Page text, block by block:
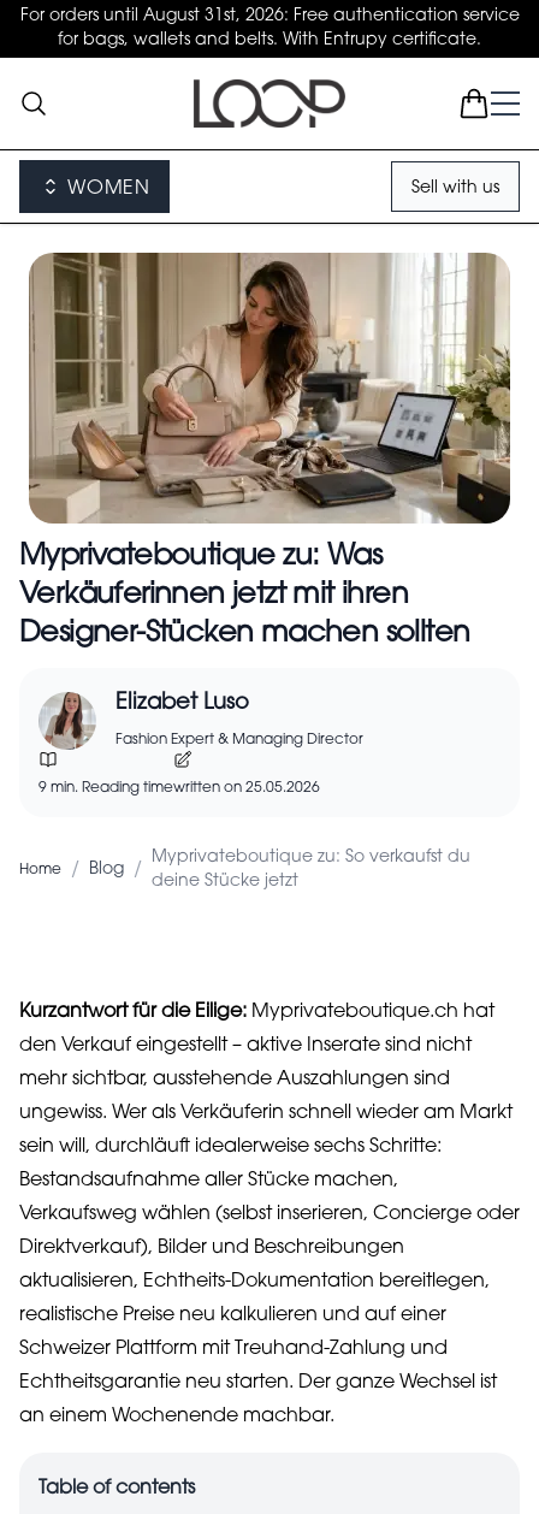
For orders until August 31st, 2026: Free authentication service
for bags, wallets and belts. With Entrupy certificate.
WOMEN Sell with us
Myprivateboutique zu: Was
Verkäuferinnen jetzt mit ihren
Designer-Stücken machen sollten
Elizabet Luso
Fashion Expert & Managing Director
9 min. Reading timewritten on 25.05.2026
Home / Blog /
Myprivateboutique zu: So verkaufst du
deine Stücke jetzt
Kurzantwort für die Eilige: Myprivateboutique.ch hat
den Verkauf eingestellt – aktive Inserate sind nicht
mehr sichtbar, ausstehende Auszahlungen sind
ungewiss. Wer als Verkäuferin schnell wieder am Markt
sein will, durchläuft idealerweise sechs Schritte:
Bestandsaufnahme aller Stücke machen,
Verkaufsweg wählen (selbst inserieren, Concierge oder
Direktverkauf), Bilder und Beschreibungen
aktualisieren, Echtheits-Dokumentation bereitlegen,
realistische Preise neu kalkulieren und auf einer
Schweizer Plattform mit Treuhand-Zahlung und
Echtheitsgarantie neu starten. Der ganze Wechsel ist
an einem Wochenende machbar.
Table of contents